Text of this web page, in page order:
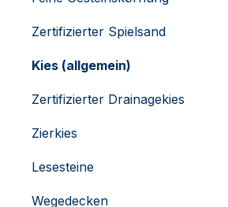
Zertifizierter Spielsand
Kies (allgemein)
Zertifizierter Drainagekies
Zierkies
Lesesteine
Wegedecken